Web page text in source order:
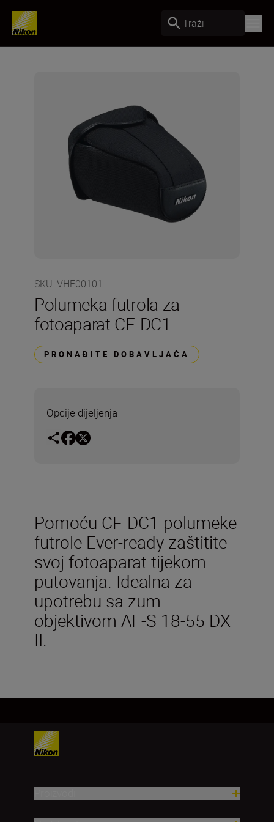
Traži
SKU: VHF00101
Polumeka futrola za
fotoaparat CF-DC1
PRONAĐITE DOBAVLJAČA
Opcije dijeljenja
Pomoću CF-DC1 polumeke
futrole Ever-ready zaštitite
svoj fotoaparat tijekom
putovanja. Idealna za
upotrebu sa zum
objektivom AF-S 18-55 DX
II.